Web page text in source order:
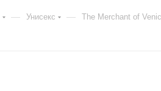
— Унисекс — The Merchant of